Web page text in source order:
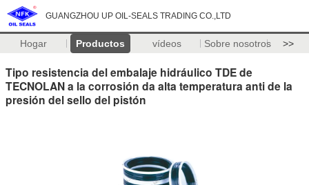
GUANGZHOU UP OIL-SEALS TRADING CO.,LTD
Hogar Productos vídeos Sobre nosotros >>
Tipo resistencia del embalaje hidráulico TDE de
TECNOLAN a la corrosión da alta temperatura anti de la
presión del sello del pistón